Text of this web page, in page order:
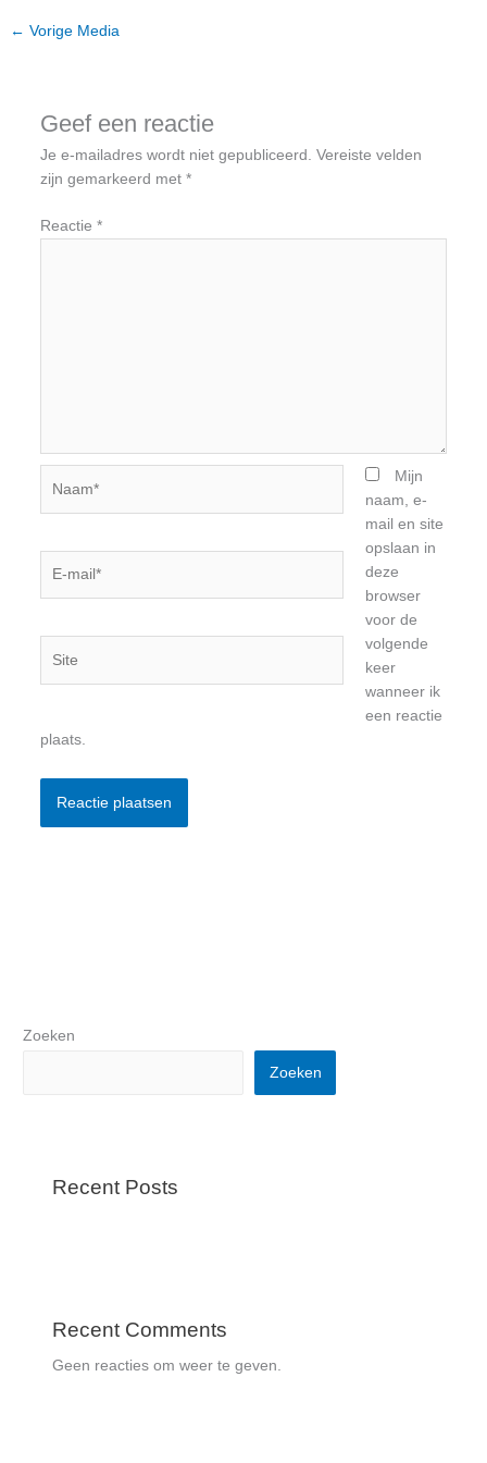
← Vorige Media
Geef een reactie
Je e-mailadres wordt niet gepubliceerd. Vereiste velden
zijn gemarkeerd met *
Reactie *
Mijn
naam, e-
mail en site
opslaan in
deze
browser
voor de
volgende
keer
wanneer ik
een reactie
plaats.
Zoeken
Zoeken
Recent Posts
Recent Comments
Geen reacties om weer te geven.